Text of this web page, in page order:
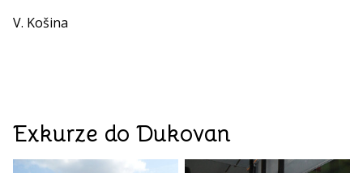
V. Košina
Exkurze do Dukovan